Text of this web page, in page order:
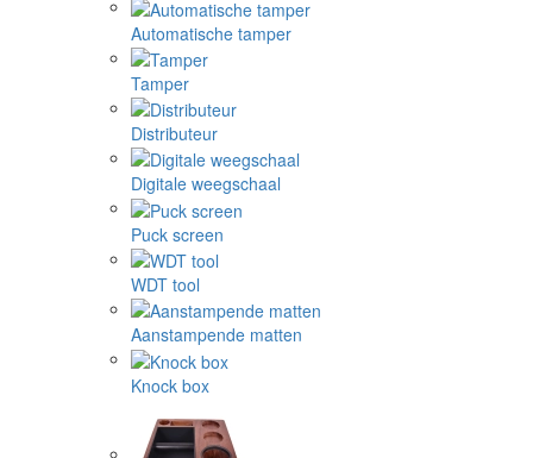
Automatische tamper
Tamper
Distributeur
Digitale weegschaal
Puck screen
WDT tool
Aanstampende matten
Knock box